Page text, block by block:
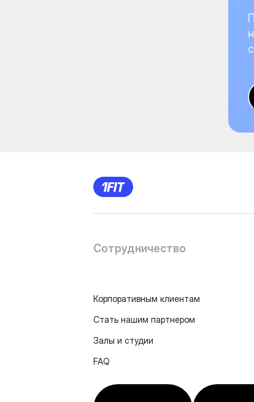
Сотрудничество
Корпоративным клиентам
Стать нашим партнером
Залы и студии
FAQ